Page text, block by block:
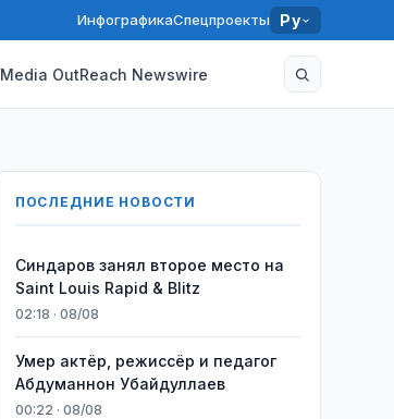
ИнфографикаСпецпроекты Ру
Media OutReach Newswire
ПОСЛЕДНИЕ НОВОСТИ
Синдаров занял второе место на
Saint Louis Rapid & Blitz
02:18 · 08/08
Умер актёр, режиссёр и педагог
Абдуманнон Убайдуллаев
00:22 · 08/08